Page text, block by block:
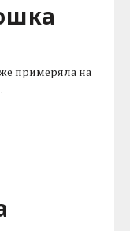
примеряла на